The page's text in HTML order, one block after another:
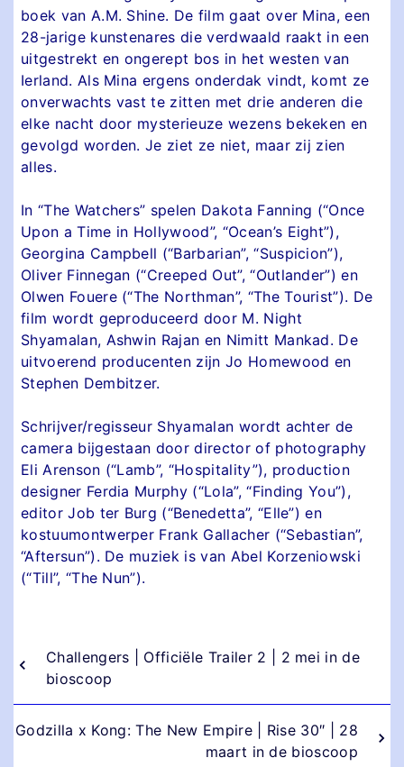
boek van A.M. Shine. De film gaat over Mina, een
28-jarige kunstenares die verdwaald raakt in een
uitgestrekt en ongerept bos in het westen van
Ierland. Als Mina ergens onderdak vindt, komt ze
onverwachts vast te zitten met drie anderen die
elke nacht door mysterieuze wezens bekeken en
gevolgd worden. Je ziet ze niet, maar zij zien
alles.
In “The Watchers” spelen Dakota Fanning (“Once
Upon a Time in Hollywood”, “Ocean’s Eight”),
Georgina Campbell (“Barbarian”, “Suspicion”),
Oliver Finnegan (“Creeped Out”, “Outlander”) en
Olwen Fouere (“The Northman”, “The Tourist”). De
film wordt geproduceerd door M. Night
Shyamalan, Ashwin Rajan en Nimitt Mankad. De
uitvoerend producenten zijn Jo Homewood en
Stephen Dembitzer.
Schrijver/regisseur Shyamalan wordt achter de
camera bijgestaan door director of photography
Eli Arenson (“Lamb”, “Hospitality”), production
designer Ferdia Murphy (“Lola”, “Finding You”),
editor Job ter Burg (“Benedetta”, “Elle”) en
kostuumontwerper Frank Gallacher (“Sebastian”,
“Aftersun”). De muziek is van Abel Korzeniowski
(“Till”, “The Nun”).
Challengers | Officiële Trailer 2 | 2 mei in de
bioscoop
Godzilla x Kong: The New Empire | Rise 30″ | 28
maart in de bioscoop